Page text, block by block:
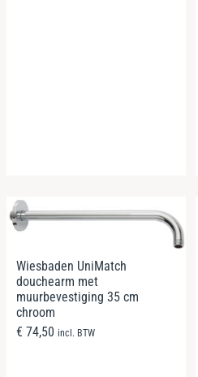
Wiesbaden UniMatch
douchearm met
muurbevestiging 35 cm
chroom
€ 74,50 incl. BTW